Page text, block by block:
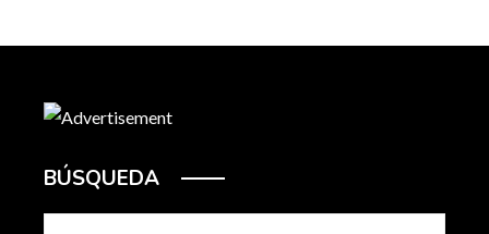
BÚSQUEDA